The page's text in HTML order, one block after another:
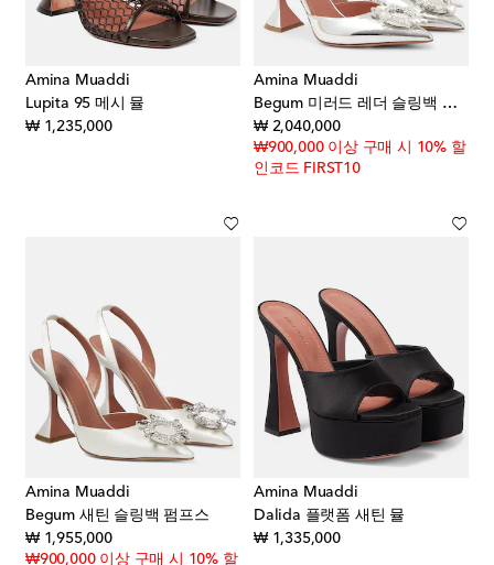
Amina Muaddi
Lupita 95 메시 뮬
₩ 1,235,000original price
Amina Muaddi
Begum 미러드 레더 슬링백 펌프스
₩ 2,040,000original price
₩900,000 이상 구매 시 10% 할
인코드 FIRST10
Amina Muaddi
Begum 새틴 슬링백 펌프스
₩ 1,955,000original price
₩900,000 이상 구매 시 10% 할
Amina Muaddi
Dalida 플랫폼 새틴 뮬
₩ 1,335,000original price